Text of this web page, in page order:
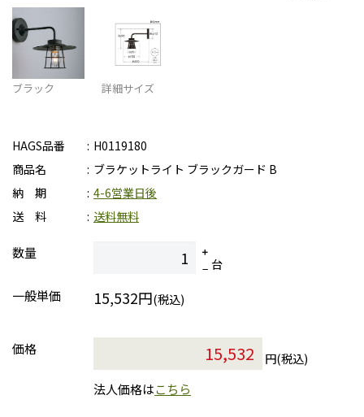
ブラック 詳細サイズ
HAGS品番
H0119180
商品名
ブラケットライト ブラックガード B
納 期
4-6営業日後
送 料
送料無料
数量
台
一般単価
15,532円(税込)
価格
円(税込)
法人価格はこちら